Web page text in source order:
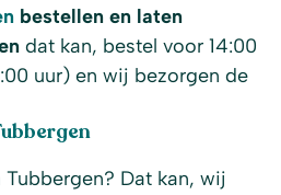
bestellen en laten
dat kan, bestel voor 14:00
uur) en wij bezorgen de
Dat kan, wij